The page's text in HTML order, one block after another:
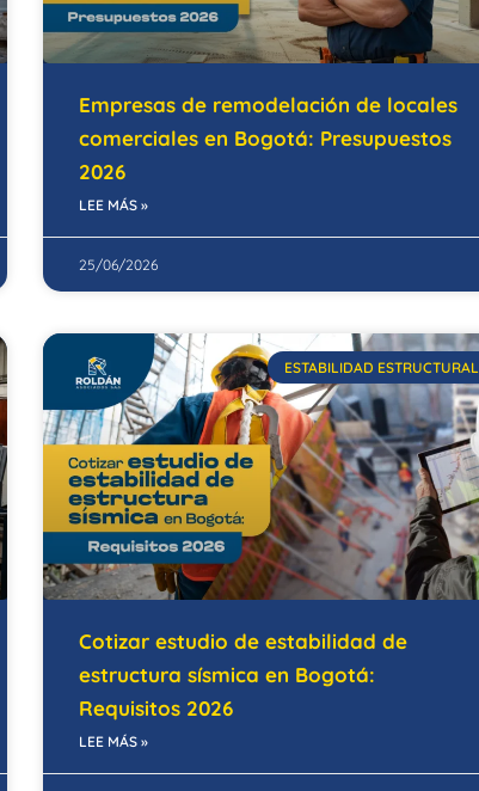
Empresas de remodelación de locales
comerciales en Bogotá: Presupuestos
2026
LEE MÁS »
25/06/2026
ESTABILIDAD ESTRUCTURAL
Cotizar estudio de estabilidad de
estructura sísmica en Bogotá:
Requisitos 2026
LEE MÁS »